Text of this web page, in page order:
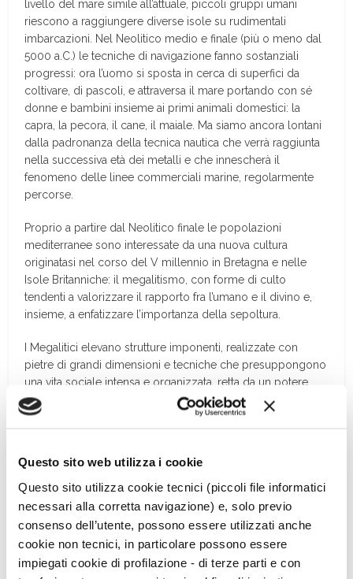
Questo sito web utilizza i cookie
Questo sito utilizza cookie tecnici (piccoli file informatici
necessari alla corretta navigazione) e, solo previo
consenso dell’utente, possono essere utilizzati anche
cookie non tecnici, in particolare possono essere
impiegati cookie di profilazione - di terze parti e con
livello del mare simile all’attuale, piccoli gruppi umani
riescono a raggiungere diverse isole su rudimentali
imbarcazioni. Nel Neolitico medio e finale (più o meno dal
5000 a.C.) le tecniche di navigazione fanno sostanziali
progressi: ora l’uomo si sposta in cerca di superfici da
coltivare, di pascoli, e attraversa il mare portando con sé
donne e bambini insieme ai primi animali domestici: la
capra, la pecora, il cane, il maiale. Ma siamo ancora lontani
dalla padronanza della tecnica nautica che verrà raggiunta
nella successiva età dei metalli e che innescherà il
fenomeno delle linee commerciali marine, regolarmente
percorse.
Proprio a partire dal Neolitico finale le popolazioni
mediterranee sono interessate da una nuova cultura
originatasi nel corso del V millennio in Bretagna e nelle
Isole Britanniche: il megalitismo, con forme di culto
tendenti a valorizzare il rapporto fra l’umano e il divino e,
insieme, a enfatizzare l’importanza della sepoltura.
I Megalitici elevano strutture imponenti, realizzate con
pietre di grandi dimensioni e tecniche che presuppongono
una vita sociale intensa e organizzata, retta da un potere
che probabilmente unificava la gerarchia religiosa e quella
politica. Si innalzano pietre lunghe e strette (naturali o
pietre piantate verticalmente a sostenere una tavola litica
orizzontale: idolmen.
Da questi elementi basilari derivano altre costruzioni via via
la nuova cultura approda. In questo modo, l’energia
eccedente e il tempo libero dai lavori agricoli vengono